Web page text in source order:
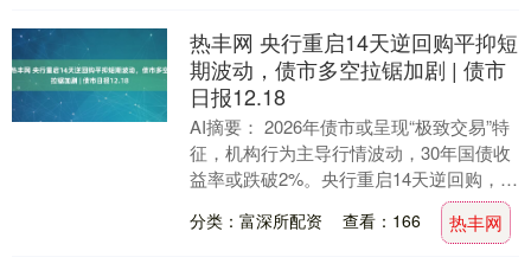
热丰网 央行重启14天逆回购平抑短
期波动，债市多空拉锯加剧 | 债市
日报12.18
AI摘要： 2026年债市或呈现“极致交易”特
征，机构行为主导行情波动，30年国债收
益率或跌破2%。央行重启14天逆回购，净
投放697亿元，通过期限结构安排熨平....
分类：富深所配资 查看：166 热丰网